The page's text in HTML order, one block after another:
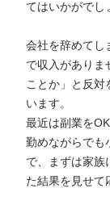
てはいかがでし
会社を辞めてし
で収入がありま
ことか」と反対
います。
最近は副業を
勤めながらでも
で、まずは家族
た結果を見せて